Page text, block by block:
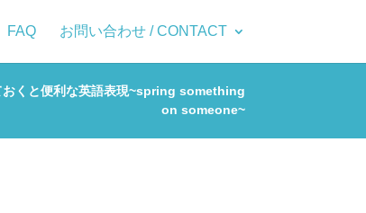
FAQ お問い合わせ / CONTACT
おくと便利な英語表現~spring something
on someone~